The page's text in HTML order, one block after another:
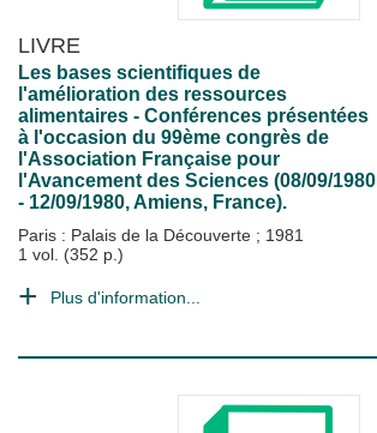
LIVRE
Les bases scientifiques de
l'amélioration des ressources
alimentaires - Conférences présentées
à l'occasion du 99ème congrès de
l'Association Française pour
l'Avancement des Sciences (08/09/1980
- 12/09/1980, Amiens, France).
Paris : Palais de la Découverte ; 1981
1 vol. (352 p.)
Plus d'information...